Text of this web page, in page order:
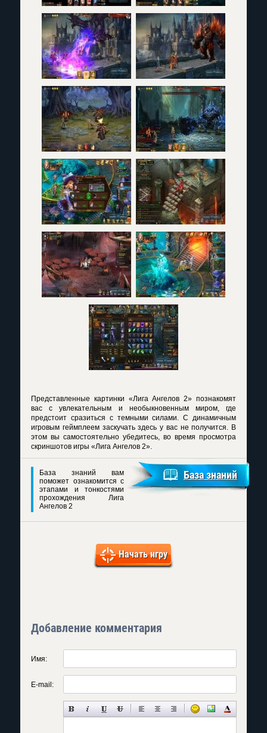
Представленные картинки «Лига Ангелов 2» познакомят
вас с увлекательным и необыкновенным миром, где
предстоит сразиться с темными силами. С динамичным
игровым геймплеем заскучать здесь у вас не получится. В
этом вы самостоятельно убедитесь, во время просмотра
скриншотов игры «Лига Ангелов 2».
База знаний вам
поможет ознакомится с
этапами и тонкостями
прохождения Лига
Ангелов 2
База знаний
Начать игру
Добавление комментария
Имя:
E-mail: